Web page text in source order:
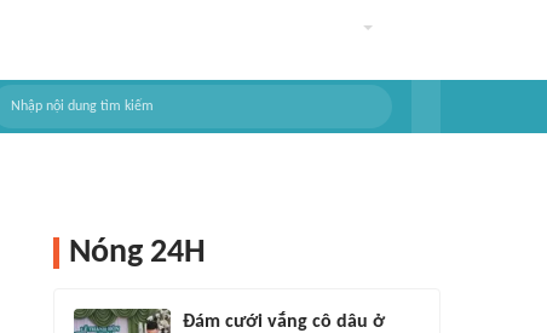
Nóng 24H
Đám cưới vắng cô dâu ở